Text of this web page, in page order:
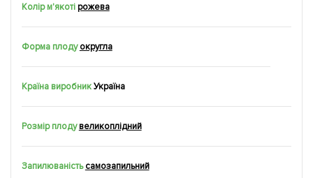
Колір м'якоті рожева
Форма плоду округла
Країна виробник Україна
Розмір плодувеликоплідний
Запилюваність самозапильний